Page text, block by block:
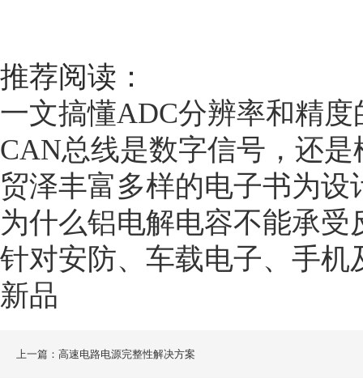
推荐阅读：
一文搞懂ADC分辨率和精度
CAN总线是数字信号，还是
贸泽丰富多样的电子书为设
为什么铝电解电容不能承受
针对安防、车载电子、手机
新品
上一篇：高速电路电源完整性解决方案